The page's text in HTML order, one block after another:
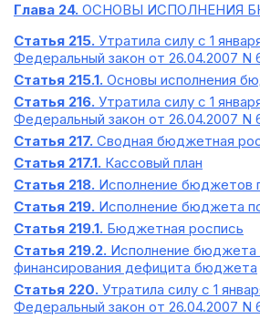
Глава 24. ОСНОВЫ ИСПОЛНЕНИЯ
Статья 215. Утратила силу с 1
Федеральный закон от 26.04.2007 N
Статья 215.1. Основы исполнения
Статья 216. Утратила силу с 1
Федеральный закон от 26.04.2007 N
Статья 217. Сводная бюджетная
Статья 217.1. Кассовый план
Статья 218. Исполнение бюджетов
Статья 219. Исполнение бюджета
Статья 219.1. Бюджетная роспись
Статья 219.2. Исполнение бюджета
финансирования дефицита бюджета
Статья 220. Утратила силу с 1
Федеральный закон от 26.04.2007 N